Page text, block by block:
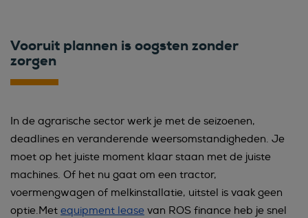
Vooruit plannen is oogsten zonder
zorgen
In de agrarische sector werk je met de seizoenen,
deadlines en veranderende weersomstandigheden. Je
moet op het juiste moment klaar staan met de juiste
machines. Of het nu gaat om een tractor,
voermengwagen of melkinstallatie, uitstel is vaak geen
optie.Met equipment lease van ROS finance heb je snel